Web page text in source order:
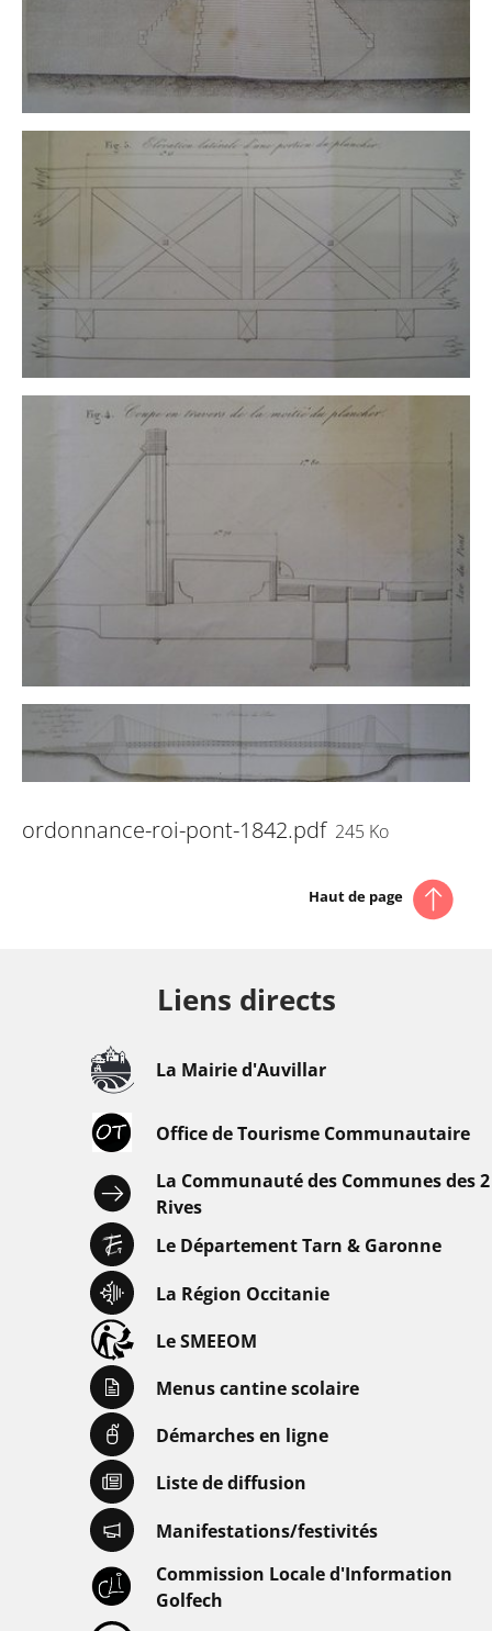
ordonnance-roi-pont-1842.pdf 245 Ko
Haut de page
Liens directs
La Mairie d'Auvillar
Office de Tourisme Communautaire
La Communauté des Communes des 2
Rives
Le Département Tarn & Garonne
La Région Occitanie
Le SMEEOM
Menus cantine scolaire
Démarches en ligne
Liste de diffusion
Manifestations/festivités
Commission Locale d'Information
Golfech